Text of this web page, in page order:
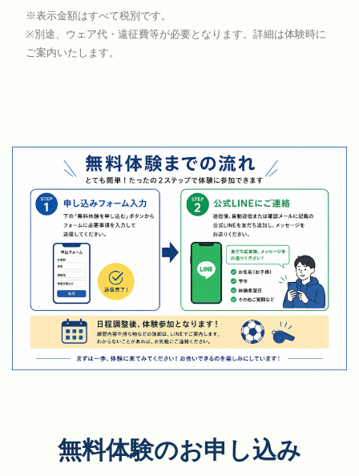
※表示金額はすべて税別です。
※別途、ウェア代・遠征費等が必要となります。詳細は体験時に
ご案内いたします。
無料体験のお申し込み